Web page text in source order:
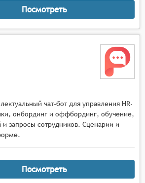
Посмотреть
чат-бот для управления HR-
онбординг и оффбординг, обучение,
и запросы сотрудников. Сценарии и
Посмотреть